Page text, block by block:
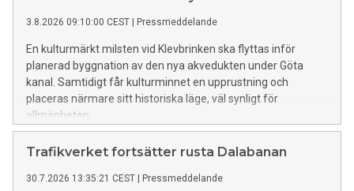
3.8.2026 09:10:00 CEST | Pressmeddelande
En kulturmärkt milsten vid Klevbrinken ska flyttas inför
planerad byggnation av den nya akvedukten under Göta
kanal. Samtidigt får kulturminnet en upprustning och
placeras närmare sitt historiska läge, väl synligt för
allmänheten.
Trafikverket fortsätter rusta Dalabanan
30.7.2026 13:35:21 CEST | Pressmeddelande